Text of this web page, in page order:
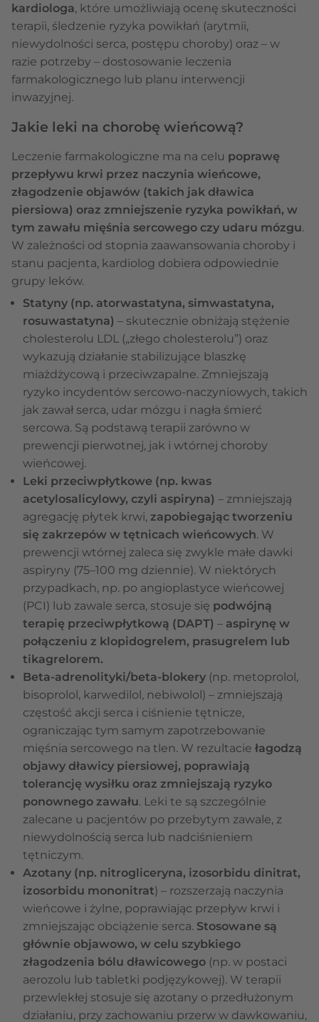
kardiologa, które umożliwiają ocenę skuteczności
terapii, śledzenie ryzyka powikłań (arytmii,
niewydolności serca, postępu choroby) oraz – w
razie potrzeby – dostosowanie leczenia
farmakologicznego lub planu interwencji
inwazyjnej.
Jakie leki na chorobę wieńcową?
Leczenie farmakologiczne ma na celu poprawę
przepływu krwi przez naczynia wieńcowe,
złagodzenie objawów (takich jak dławica
piersiowa) oraz zmniejszenie ryzyka powikłań, w
tym zawału mięśnia sercowego czy udaru mózgu.
W zależności od stopnia zaawansowania choroby i
stanu pacjenta, kardiolog dobiera odpowiednie
grupy leków.
Statyny (np. atorwastatyna, simwastatyna,
rosuwastatyna) – skutecznie obniżają stężenie
cholesterolu LDL („złego cholesterolu”) oraz
wykazują działanie stabilizujące blaszkę
miażdżycową i przeciwzapalne. Zmniejszają
ryzyko incydentów sercowo-naczyniowych, takich
jak zawał serca, udar mózgu i nagła śmierć
sercowa. Są podstawą terapii zarówno w
prewencji pierwotnej, jak i wtórnej choroby
wieńcowej.
Leki przeciwpłytkowe (np. kwas
acetylosalicylowy, czyli aspiryna) – zmniejszają
agregację płytek krwi, zapobiegając tworzeniu
się zakrzepów w tętnicach wieńcowych. W
prewencji wtórnej zaleca się zwykle małe dawki
aspiryny (75–100 mg dziennie). W niektórych
przypadkach, np. po angioplastyce wieńcowej
(PCI) lub zawale serca, stosuje się podwójną
terapię przeciwpłytkową (DAPT) – aspirynę w
połączeniu z klopidogrelem, prasugrelem lub
tikagrelorem.
Beta-adrenolityki/beta-blokery (np. metoprolol,
bisoprolol, karwedilol, nebiwolol) – zmniejszają
częstość akcji serca i ciśnienie tętnicze,
ograniczając tym samym zapotrzebowanie
mięśnia sercowego na tlen. W rezultacie łagodzą
objawy dławicy piersiowej, poprawiają
tolerancję wysiłku oraz zmniejszają ryzyko
ponownego zawału. Leki te są szczególnie
zalecane u pacjentów po przebytym zawale, z
niewydolnością serca lub nadciśnieniem
tętniczym.
Azotany (np. nitrogliceryna, izosorbidu dinitrat,
izosorbidu mononitrat) – rozszerzają naczynia
wieńcowe i żylne, poprawiając przepływ krwi i
zmniejszając obciążenie serca. Stosowane są
głównie objawowo, w celu szybkiego
złagodzenia bólu dławicowego (np. w postaci
aerozolu lub tabletki podjęzykowej). W terapii
przewlekłej stosuje się azotany o przedłużonym
działaniu, przy zachowaniu przerw w dawkowaniu,